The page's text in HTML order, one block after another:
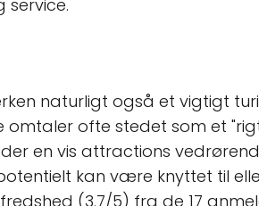
naturligt også et vigtigt
ofte stedet som et
en vis attractions
kan være knyttet til
(3.7/5) fra de 17